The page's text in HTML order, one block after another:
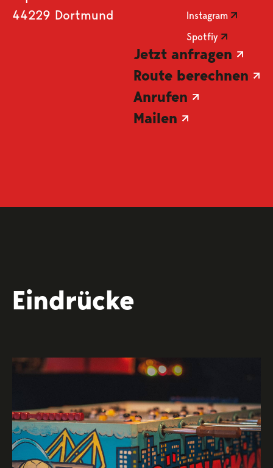
44229 Dortmund
Instagram
Spotfiy
Jetzt anfragen
Route berechnen
Anrufen
Mailen
Eindrücke